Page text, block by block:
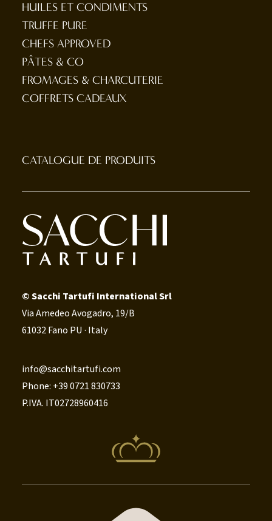
HUILES ET CONDIMENTS
TRUFFE PURE
CHEFS APPROVED
PÂTES & CO
FROMAGES & CHARCUTERIE
COFFRETS CADEAUX
CATALOGUE DE PRODUITS
© Sacchi Tartufi International Srl
Via Amedeo Avogadro, 19/B
61032 Fano PU · Italy
info@sacchitartufi.com
Phone: +39 0721 830733
P.IVA. IT02728960416